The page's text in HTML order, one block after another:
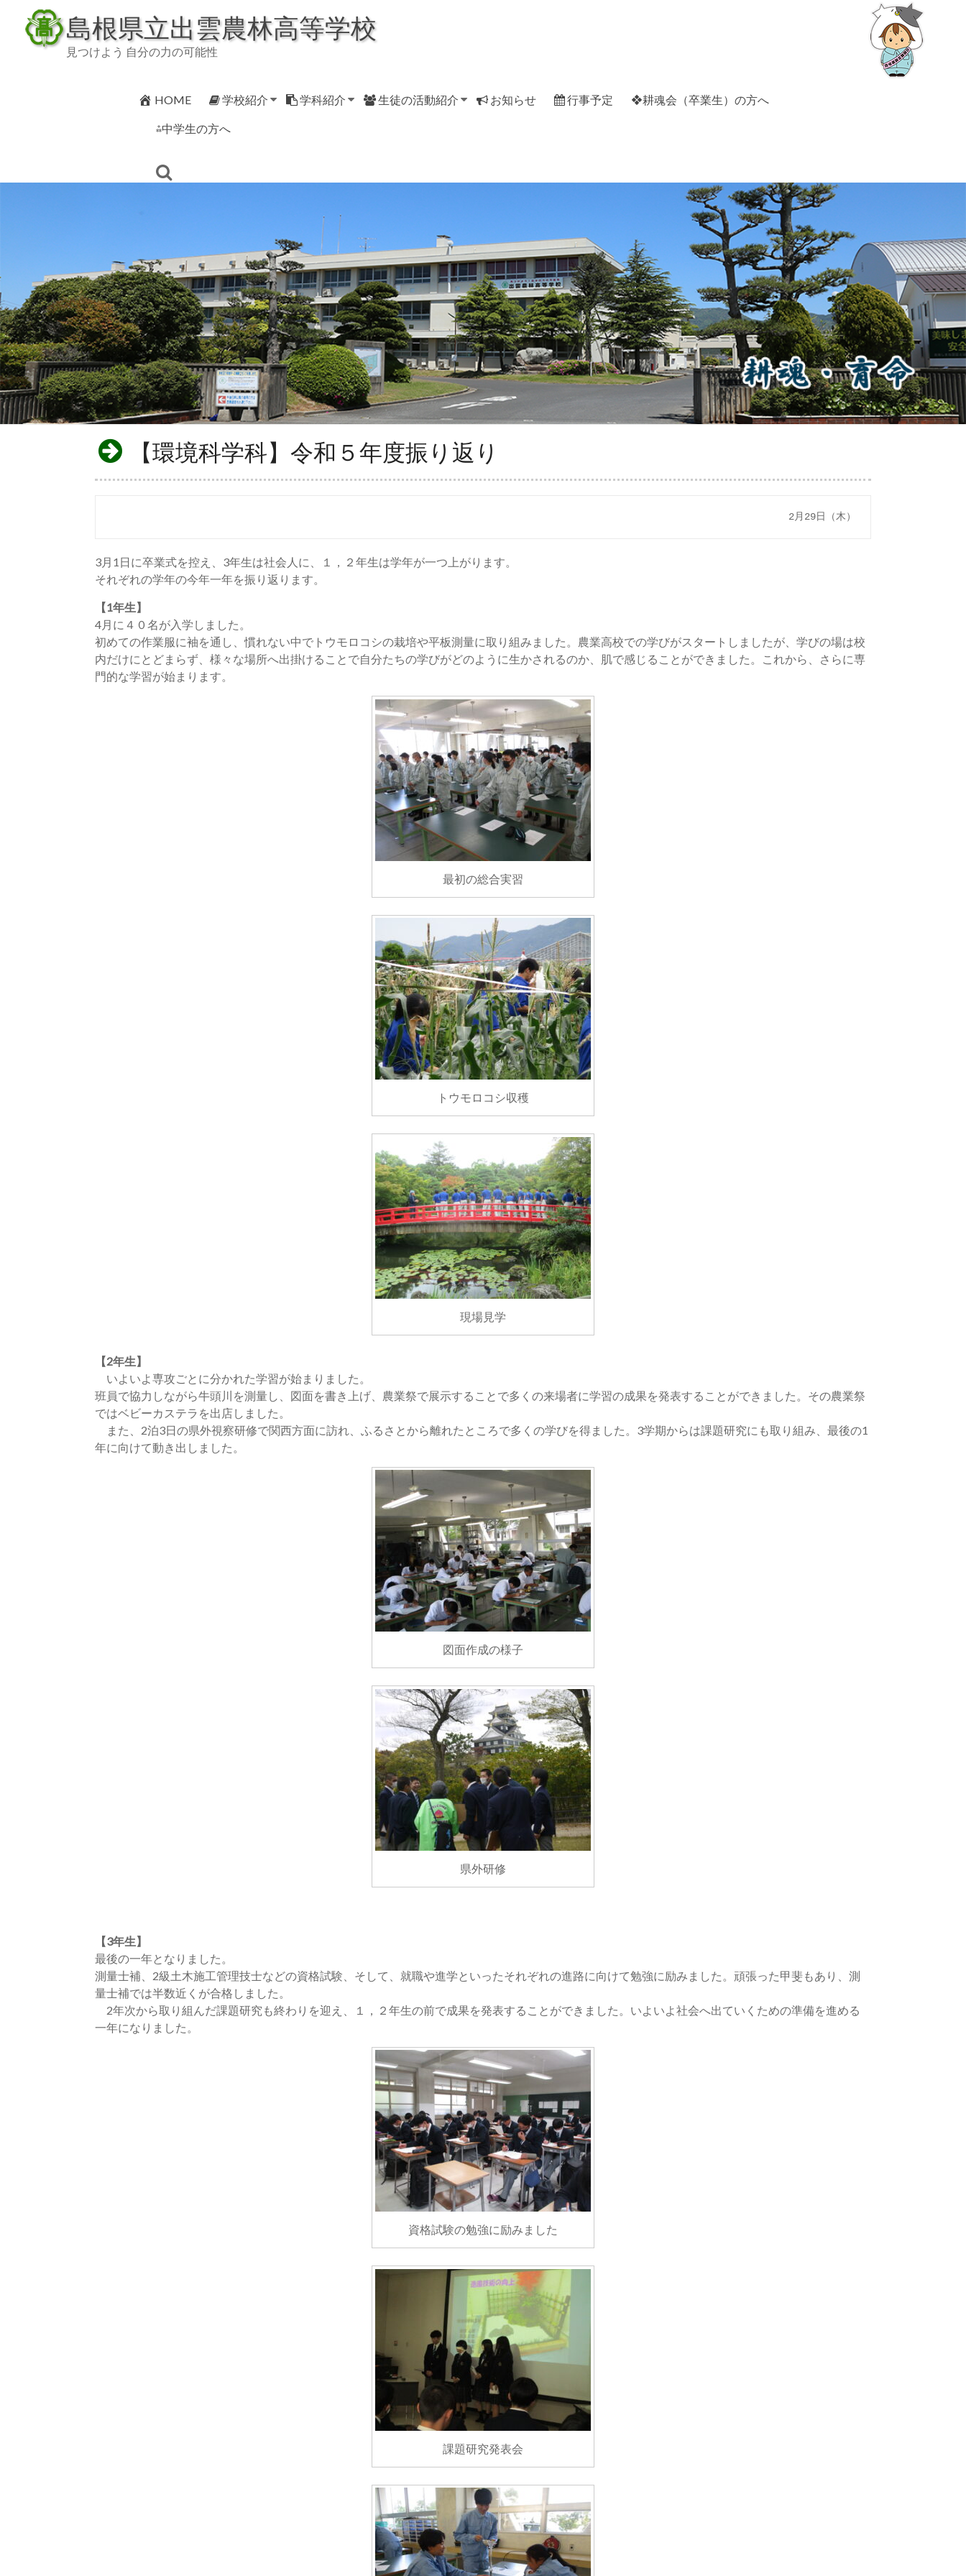
content
島根県立出雲農林高等学校
見つけよう 自分の力の可能性
HOME 学校紹介 学科紹介 生徒の活動紹介 お知らせ 行事予定 ❖耕魂会（卒業生）の方へ
⁂中学生の方へ
【環境科学科】令和５年度振り返り
2月29日（木）
3月1日に卒業式を控え、3年生は社会人に、１，２年生は学年が一つ上がります。
それぞれの学年の今年一年を振り返ります。
【1年生】
4月に４０名が入学しました。
初めての作業服に袖を通し、慣れない中でトウモロコシの栽培や平板測量に取り組みました。農業高校での学びがスタートしましたが、学びの場は校
内だけにとどまらず、様々な場所へ出掛けることで自分たちの学びがどのように生かされるのか、肌で感じることができました。これから、さらに専
門的な学習が始まります。
最初の総合実習
トウモロコシ収穫
現場見学
【2年生】
いよいよ専攻ごとに分かれた学習が始まりました。
班員で協力しながら牛頭川を測量し、図面を書き上げ、農業祭で展示することで多くの来場者に学習の成果を発表することができました。その農業祭
ではベビーカステラを出店しました。
また、2泊3日の県外視察研修で関西方面に訪れ、ふるさとから離れたところで多くの学びを得ました。3学期からは課題研究にも取り組み、最後の1
年に向けて動き出しました。
図面作成の様子
県外研修
【3年生】
最後の一年となりました。
測量士補、2級土木施工管理技士などの資格試験、そして、就職や進学といったそれぞれの進路に向けて勉強に励みました。頑張った甲斐もあり、測
量士補では半数近くが合格しました。
2年次から取り組んだ課題研究も終わりを迎え、１，２年生の前で成果を発表することができました。いよいよ社会へ出ていくための準備を進める
一年になりました。
資格試験の勉強に励みました
課題研究発表会